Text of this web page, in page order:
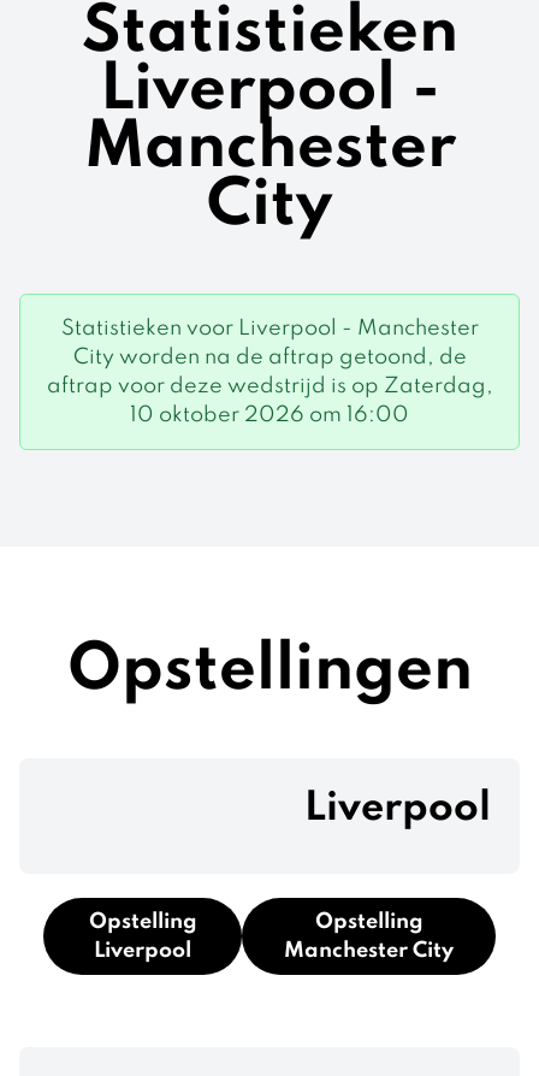
Statistieken
Liverpool -
Manchester
City
Statistieken voor Liverpool - Manchester
City worden na de aftrap getoond, de
aftrap voor deze wedstrijd is op Zaterdag,
10 oktober 2026 om 16:00
Opstellingen
Liverpool
Opstelling
Liverpool
Opstelling
Manchester City